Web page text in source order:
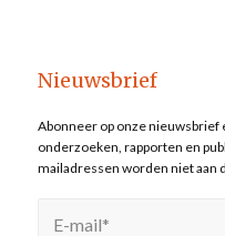
Nieuwsbrief
Abonneer op onze nieuwsbrief
onderzoeken, rapporten en
mailadressen worden niet aan